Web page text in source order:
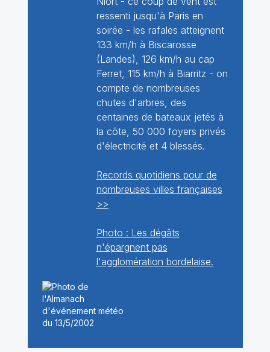
ressenti jusqu'à Paris en
soirée - les rafales atteignent
133 km/h à Biscarosse
(Landes), 126 km/h au cap
Ferret, 115 km/h à Biarritz - on
compte de nombreuses
chutes d'arbres, des
centaines de bateaux jetés à
la côte, 50 000 foyers privés
d'électricité et 4 blessés.
Records quotidiens pour de
nombreuses villes françaises
>>
Photo : Les dégâts
n'épargnent pas
l'agglomération bordelaise.